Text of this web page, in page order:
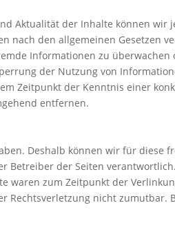
Aktualität der Inhalte können wir
nach den allgemeinen Gesetzen
Informationen zu überwachen
der Nutzung von
Zeitpunkt der Kenntnis einer
entfernen.
Deshalb können wir für diese
Betreiber der Seiten
waren zum Zeitpunkt der
nicht zumutbar.